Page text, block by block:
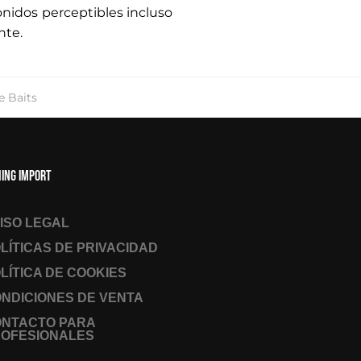
perceptibles incluso
Baits
Import
LEGAL
DE PRIVACIDAD
DE COOKIES
DE VENTA
PARA